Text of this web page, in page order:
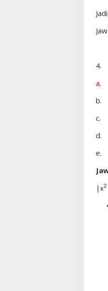
4.
a.
b.
c.
d.
e.
| x2